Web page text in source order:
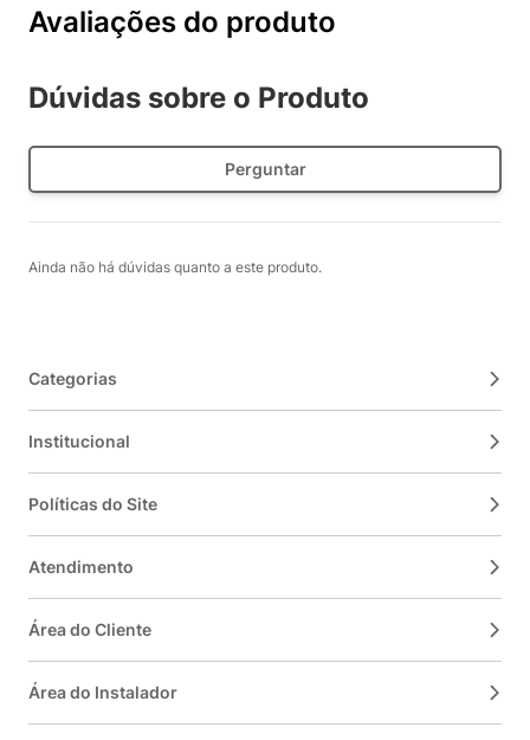
Avaliações do produto
Dúvidas sobre o Produto
Perguntar
Ainda não há dúvidas quanto a este produto.
Categorias
Institucional
Políticas do Site
Atendimento
Área do Cliente
Área do Instalador